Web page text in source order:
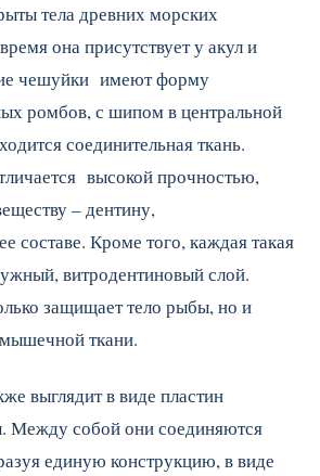
тела древних морских
она присутствует у акул и
чешуйки имеют форму
ромбов, с шипом в центральной
соединительная ткань.
высокой прочностью,
– дентину,
составе. Кроме того, каждая такая
витродентиновый слой.
защищает тело рыбы, но и
ткани.
выглядит в виде пластин
Между собой они соединяются
единую конструкцию, в виде